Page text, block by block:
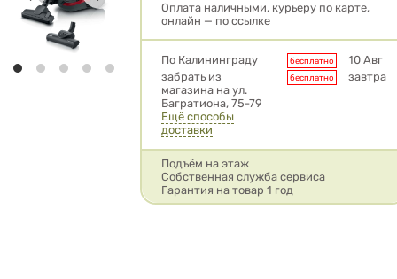
Оплата наличными, курьеру по карте,
онлайн — по ссылке
Условия доставки
По Калининграду бесплатно
10 Авг
забрать из
магазина на ул.
Багратиона, 75-79
бесплатно завтра
Ещё способы
доставки
Подъём на этаж
Собственная служба сервиса
Гарантия на товар 1 год